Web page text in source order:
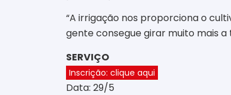
“A irrigação nos proporciona o
gente consegue girar muito mais a
SERVIÇO
Inscrição: clique aqui
Data: 29/5